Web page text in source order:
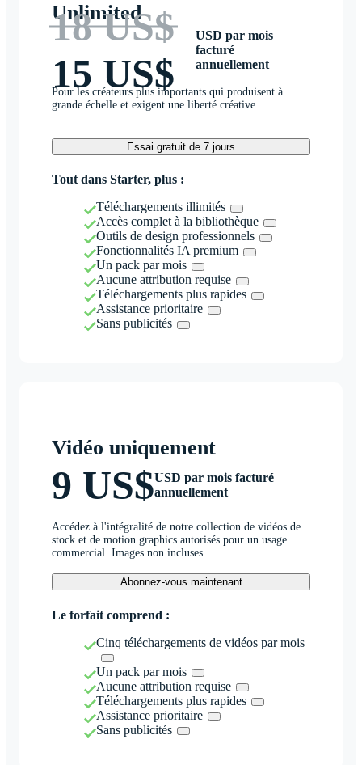
Unlimited
18 US$
15 US$
USD par mois
facturé
annuellement
Pour les créateurs plus importants qui produisent à
grande échelle et exigent une liberté créative
Essai gratuit de 7 jours
Tout dans Starter, plus :
Téléchargements illimités
Accès complet à la bibliothèque
Outils de design professionnels
Fonctionnalités IA premium
Un pack par mois
Aucune attribution requise
Téléchargements plus rapides
Assistance prioritaire
Sans publicités
Vidéo uniquement
9 US$USD par mois facturé
annuellement
Accédez à l'intégralité de notre collection de vidéos de
stock et de motion graphics autorisés pour un usage
commercial. Images non incluses.
Abonnez-vous maintenant
Le forfait comprend :
Cinq téléchargements de vidéos par mois
Un pack par mois
Aucune attribution requise
Téléchargements plus rapides
Assistance prioritaire
Sans publicités